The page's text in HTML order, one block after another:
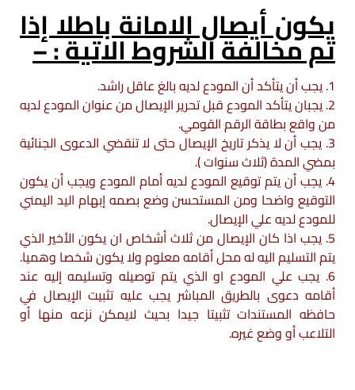
يكون أيصال الامانة باطلا إذا
تم مخالفة الشروط الاتية : –
1. يجب أن يتأكد أن المودع لديه بالغ عاقل راشد.
2. يجبان يتأكد المودع قبل تحرير الإيصال من عنوان المودع لديه
من واقع بطاقة الرقم القومي.
3. يجب أن لا يذكر تاريخ الإيصال حتى لا تنقضي الدعوى الجنائية
بمضي المدة (ثلاث سنوات ).
4. يجب أن يتم توقيع المودع لديه أمام المودع ويجب أن يكون
التوقيع واضحا ومن المستحسن وضع بصمه إبهام اليد اليمني
للمودع لديه علي الإيصال.
5. يجب اذا كان الإيصال من ثلاث أشخاص ان يكون الأخير الذي
يتم التسليم اليه له محل أقامه معلوم ولا يكون شخصا وهميا.
6. يجب علي المودع او الذي يتم توصيله وتسليمه إليه عند
أقامه دعوى بالطريق المباشر يجب عليه تثبيت الإيصال في
حافظه المستندات تثبيتا جيدا بحيث لايمكن نزعه منها أو
التلاعب أو وضع غيره.